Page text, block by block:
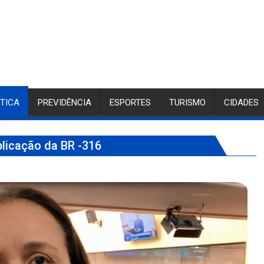
PREVIDÊNCIA ESPORTES TURISMO CIDADES
da BR -316